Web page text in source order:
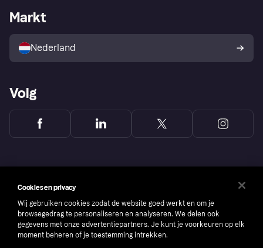
Winkeloverzicht
Kopersbescherming voor
consumenten
Zakelijke login
Markt
Nederland
Volg
Cookies en privacy
Wij gebruiken cookies zodat de website goed werkt en om je
browsegedrag te personaliseren en analyseren. We delen ook
gegevens met onze advertentiepartners. Je kunt je voorkeuren op elk
moment beheren of je toestemming intrekken.